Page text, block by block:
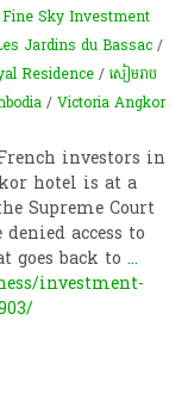
Fine Sky Investment
Jardins du Bassac /
Residence /សៀមរាប
/Victoria Angkor
investors in
hotel is at a
Supreme Court
access to
goes back to...
investment-